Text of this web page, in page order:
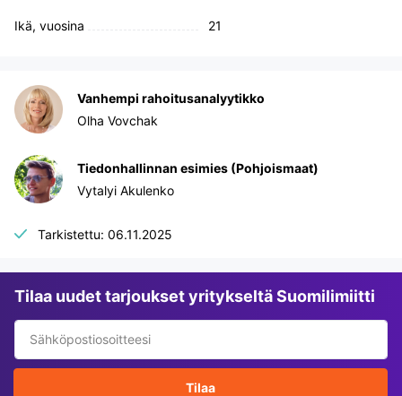
Ikä, vuosina 21
Vanhempi rahoitusanalyytikko
Olha Vovchak
Tiedonhallinnan esimies (Pohjoismaat)
Vytalyi Akulenko
Tarkistettu: 06.11.2025
Tilaa uudet tarjoukset yritykseltä Suomilimiitti
Tilaa